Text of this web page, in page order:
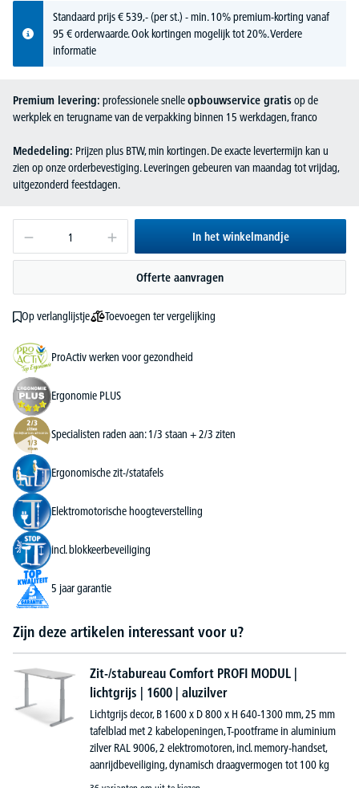
Standaard prijs€ 539,-(per st.) - min. 10% premium-korting vanaf
95 € orderwaarde. Ook kortingen mogelijk tot 20%.Verdere
informatie
Premium levering: professionele snelleopbouwservice gratisop de
werkplek en terugname van de verpakking binnen 15 werkdagen, franco
Mededeling: Prijzen plus BTW, min kortingen. De exacte levertermijn kan u
zien op onze orderbevestiging. Leveringen gebeuren van maandag tot vrijdag,
uitgezonderd feestdagen.
In het winkelmandje
Offerte aanvragen
Op verlanglijstje Toevoegen ter vergelijking
ProActiv werken voor gezondheid
Ergonomie PLUS
Specialisten raden aan: 1/3 staan + 2/3 ziten
Ergonomische zit-/statafels
Elektromotorische hoogteverstelling
incl. blokkeerbeveiliging
5 jaar garantie
Zijn deze artikelen interessant voor u?
Zit-/stabureau Comfort PROFI MODUL |
lichtgrijs | 1600 | aluzilver
Lichtgrijs decor, B 1600 x D 800 x H 640-1300 mm, 25 mm
tafelblad met 2 kabelopeningen, T-pootframe in aluminium
zilver RAL 9006, 2 elektromotoren, incl. memory-handset,
aanrijdbeveiliging, dynamisch draagvermogen tot 100 kg